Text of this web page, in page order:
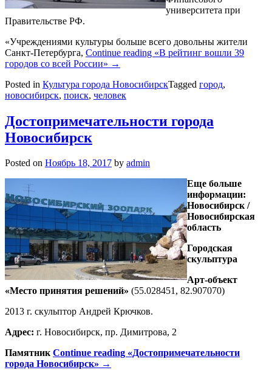
университета при
Правительстве РФ.
«Учреждениями культуры больше всего довольны жители
Санкт-Петербурга, Continue reading «В рейтинг вошли 39
городов со всей России» →
Posted in Культура города НовосибирскTagged город,
новосибирск, поиск, человек
Достопримечательности города
Новосибирск
Posted on Ноябрь 18, 2017 by admin
Еще больше
информации:
Новосибирск /
Новосибирская
область
Городская
скульптура
Арт-объект
«Место принятия решений» (55.028451, 82.907070)
2013 г. скульптор Андрей Крючков.
Адрес: г. Новосибирск, пр. Димитрова, 2
ПамятникContinue reading «Достопримечательности
города Новосибирск» →